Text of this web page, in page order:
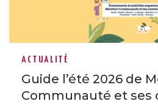
ACTUALITÉ
Guide l’été 2026 de
Communauté et ses